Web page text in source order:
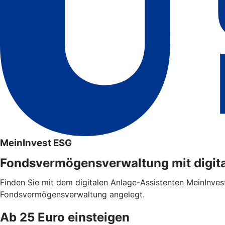
MeinInvest ESG
Fondsvermögensverwaltung mit
Finden Sie mit dem digitalen Anlage-Assistenten
Fondsvermögensverwaltung angelegt.
Ab 25 Euro einsteigen